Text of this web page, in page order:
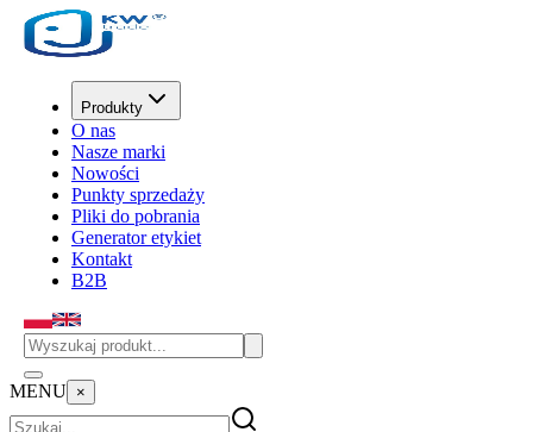
Produkty
O nas
Nasze marki
Nowości
Punkty sprzedaży
Pliki do pobrania
Generator etykiet
Kontakt
B2B
MENU ×